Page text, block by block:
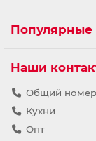
Популярные
Наши
Общий номер
Кухни
Опт